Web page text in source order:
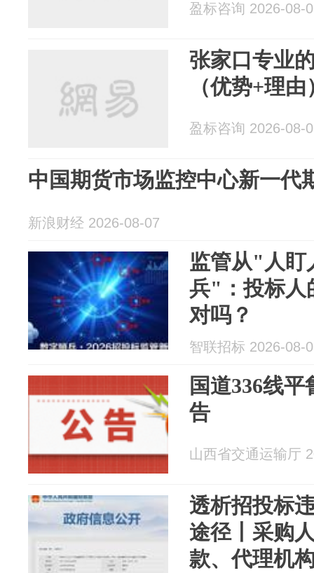
盈标咨询 2026-08-
张家口专业
（优势+理由
盈标咨询 2026-08-
中国期货市场监控中心新一
新浪财经 2026-08-07
监管从"人
兵"：投标人
对吗？
智联招标 2026-08-
国道336线
告
山西省交通运输厅
透析招投标
途径丨采购
款、代理机